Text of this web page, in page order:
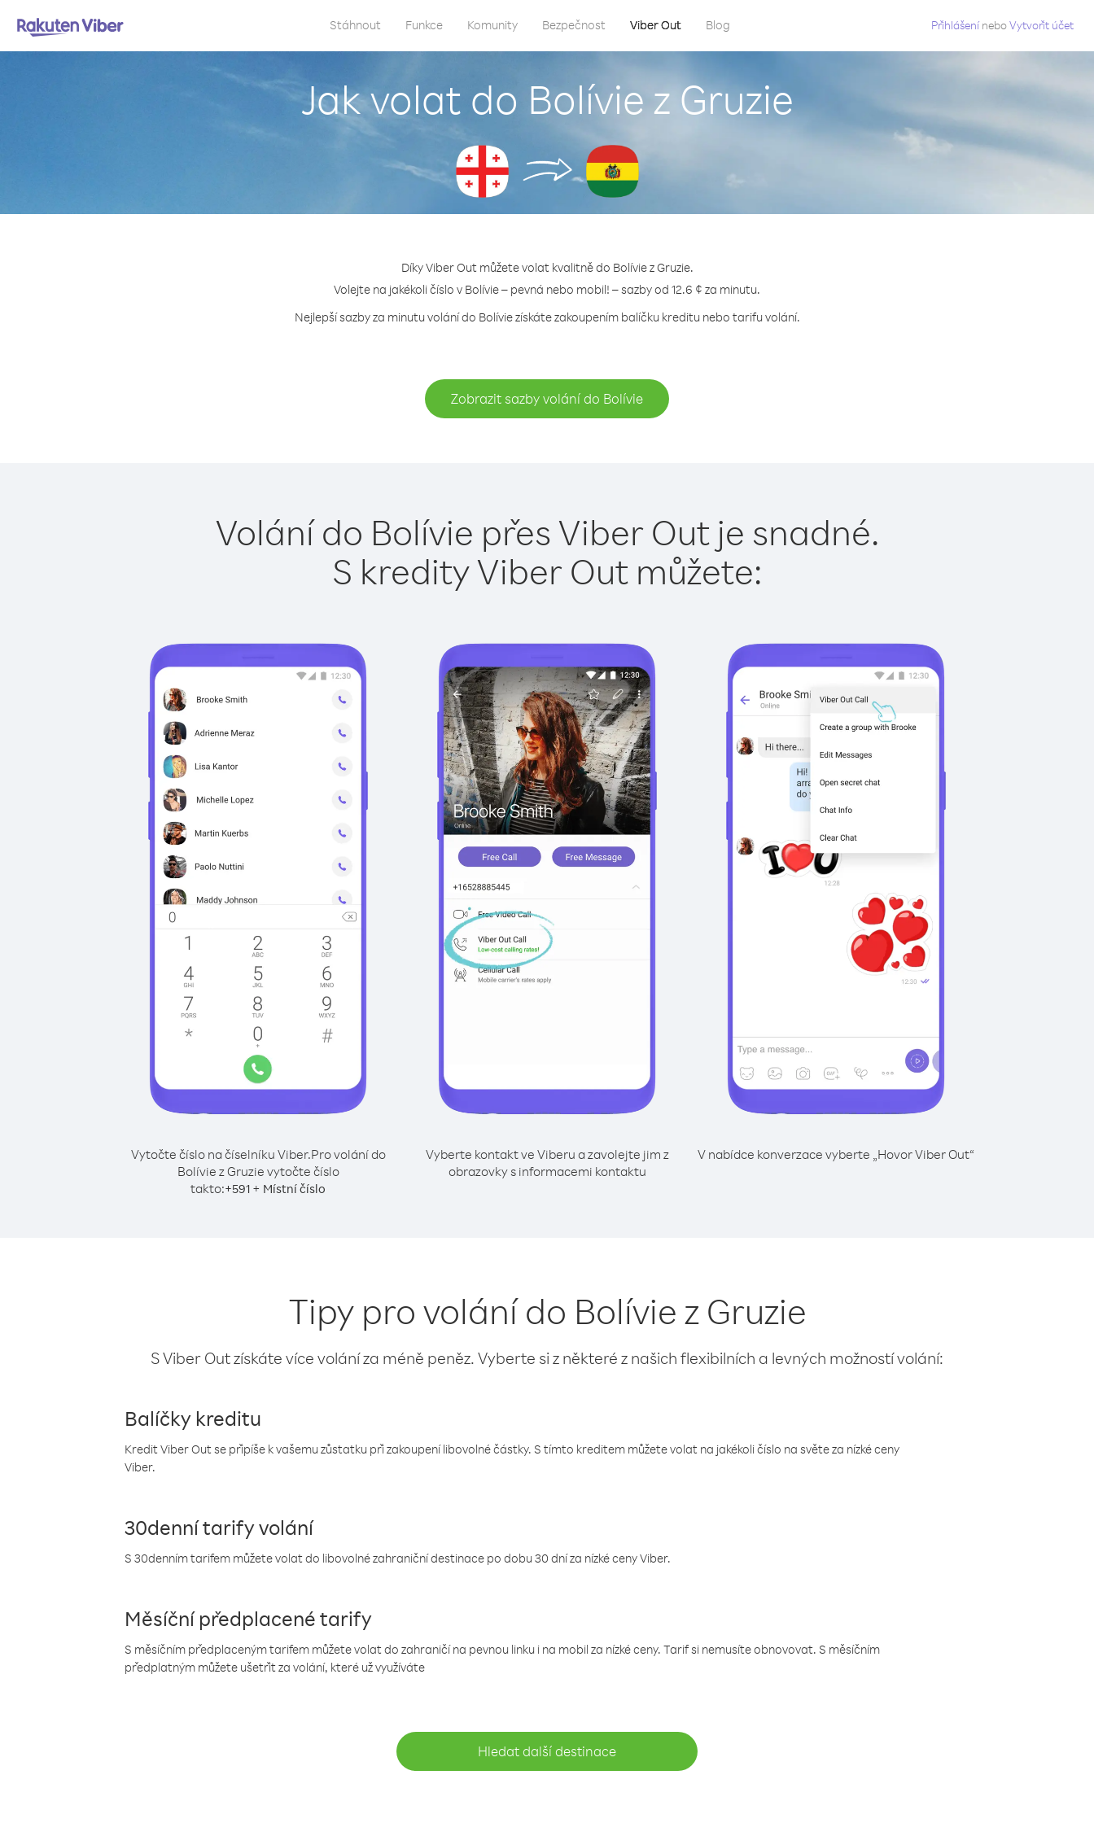
Stáhnout Funkce Komunity Bezpečnost Viber Out Blog Přihlášení neboVytvořit účet
Jak volat do Bolívie z Gruzie
Díky Viber Out můžete volat kvalitně do Bolívie z Gruzie.
Volejte na jakékoli číslo v Bolívie – pevná nebo mobil! – sazby od 12.6 ¢ za minutu.
Nejlepší sazby za minutu volání do Bolívie získáte zakoupením balíčku kreditu nebo tarifu volání.
Zobrazit sazby volání do Bolívie
Volání do Bolívie přes Viber Out je snadné.
S kredity Viber Out můžete:
Vytočte číslo na číselníku Viber.Pro volání do
Bolívie z Gruzie vytočte číslo
takto:+591 + Místní číslo
Vyberte kontakt ve Viberu a zavolejte jim z
obrazovky s informacemi kontaktu
V nabídce konverzace vyberte „Hovor Viber Out“
Tipy pro volání do Bolívie z Gruzie
S Viber Out získáte více volání za méně peněz. Vyberte si z některé z našich flexibilních a levných možností volání:
Balíčky kreditu
Kredit Viber Out se připíše k vašemu zůstatku při zakoupení libovolné částky. S tímto kreditem můžete volat na jakékoli číslo na světe za nízké ceny
Viber.
30denní tarify volání
S 30denním tarifem můžete volat do libovolné zahraniční destinace po dobu 30 dní za nízké ceny Viber.
Měsíční předplacené tarify
S měsíčním předplaceným tarifem můžete volat do zahraničí na pevnou linku i na mobil za nízké ceny. Tarif si nemusíte obnovovat. S měsíčním
předplatným můžete ušetřit za volání, které už využíváte
Hledat další destinace